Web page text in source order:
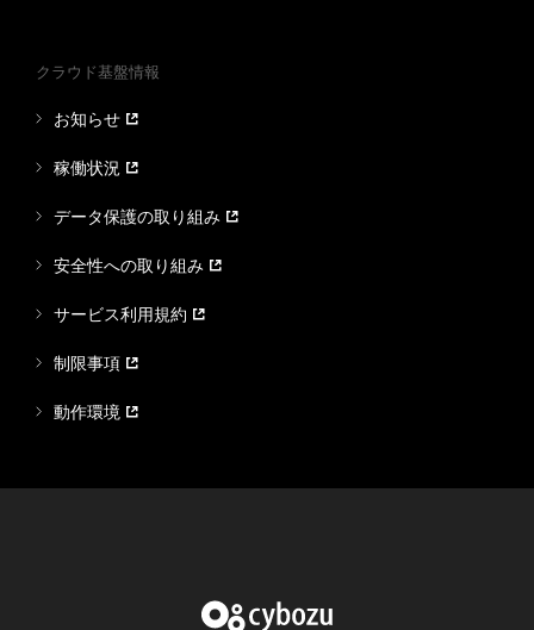
クラウド基盤情報
お知らせ
稼働状況
データ保護の取り組み
安全性への取り組み
サービス利用規約
制限事項
動作環境